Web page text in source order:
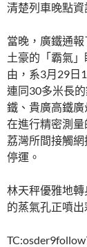
清楚列車晚點資
當晚，廣鐵通
土豪的「霸氣
由，系3月29日
連同30多米長
鐵、貴廣高鐵
在進行精密測
荔灣所間接觸
停運。
林天秤優雅地
的蒸氣孔正噴